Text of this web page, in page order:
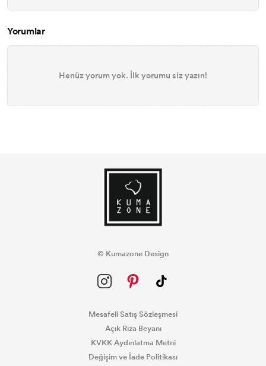
Yorumlar
Henüz yorum yok. İlk yorumu siz yazın!
© Kumazone Design
Mesafeli Satış Sözleşmesi
Açık Rıza Beyanı
KVKK Aydınlatma Metni
Değişim ve İade Politikası